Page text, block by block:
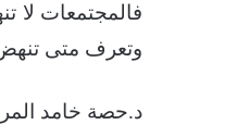
فالمجتمعات لا
وتعرف متى
د.حصة خامد